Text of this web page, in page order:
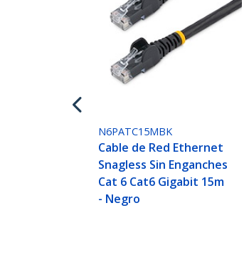
N6PATC15MBK
Cable de Red Ethernet
Snagless Sin Enganches
Cat 6 Cat6 Gigabit 15m
- Negro